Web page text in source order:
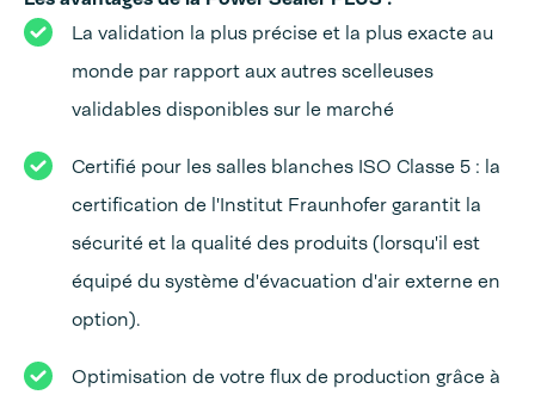
La validation la plus précise et la plus exacte au
monde par rapport aux autres scelleuses
validables disponibles sur le marché
Certifié pour les salles blanches ISO Classe 5 : la
certification de l'Institut Fraunhofer garantit la
sécurité et la qualité des produits (lorsqu'il est
équipé du système d'évacuation d'air externe en
option).
Optimisation de votre flux de production grâce à